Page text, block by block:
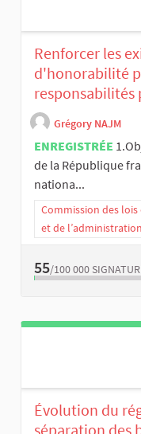
Renforcer les
d'honorabilité
responsabilités
Grégory NAJM
ENREGISTRÉE
de la République
nationa...
Commission des
et de
55/100 000
Évolution du
séparation des